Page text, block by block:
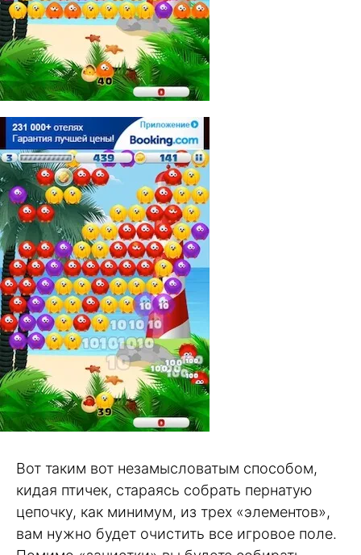
Вот таким вот незамысловатым способом,
кидая птичек, стараясь собрать пернатую
цепочку, как минимум, из трех «элементов»,
вам нужно будет очистить все игровое поле.